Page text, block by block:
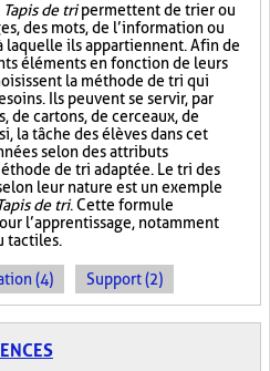
Tapis de tripermettent de trier ou
des mots, de l’information ou
laquelle ils appartiennent. Afin de
éléments en fonction de leurs
la méthode de tri qui
Ils peuvent se servir, par
de cartons, de cerceaux, de
la tâche des élèves dans cet
selon des attributs
de tri adaptée. Le tri des
leur nature est un exemple
de tri. Cette formule
l’apprentissage, notamment
tactiles.
(4) Support (2)